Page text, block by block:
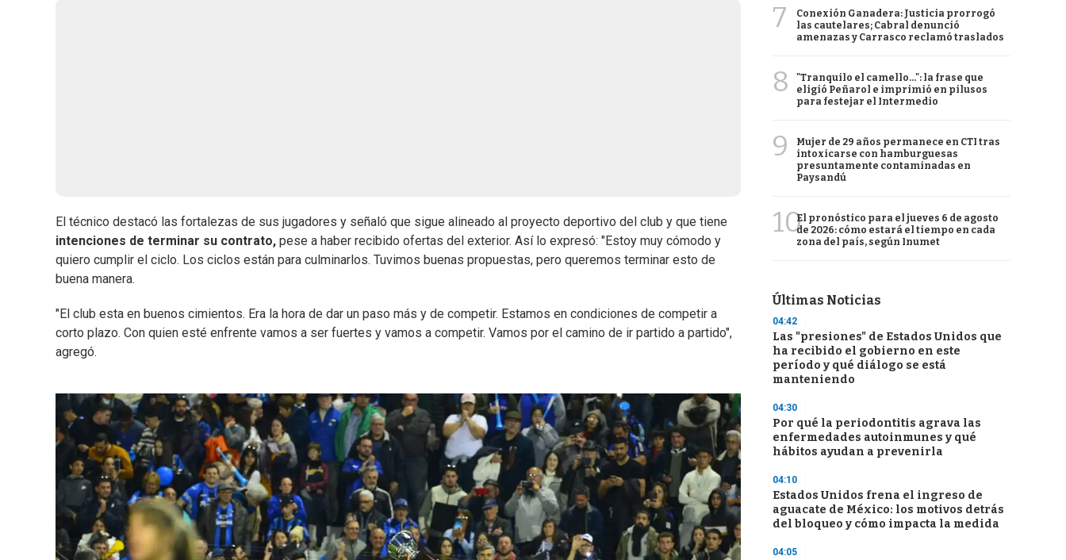
El técnico destacó las fortalezas de sus jugadores y señaló que sigue alineado al proyecto deportivo del club y que tiene
intenciones de terminar su contrato, pese a haber recibido ofertas del exterior. Así lo expresó: "Estoy muy cómodo y
quiero cumplir el ciclo. Los ciclos están para culminarlos. Tuvimos buenas propuestas, pero queremos terminar esto de
buena manera.
"El club esta en buenos cimientos. Era la hora de dar un paso más y de competir. Estamos en condiciones de competir a
corto plazo. Con quien esté enfrente vamos a ser fuertes y vamos a competir. Vamos por el camino de ir partido a partido",
agregó.
7
Conexión Ganadera: Justicia prorrogó
las cautelares; Cabral denunció
amenazas y Carrasco reclamó traslados
8
"Tranquilo el camello...": la frase que
eligió Peñarol e imprimió en pilusos
para festejar el Intermedio
9
Mujer de 29 años permanece en CTI tras
intoxicarse con hamburguesas
presuntamente contaminadas en
Paysandú
10El pronóstico para el jueves 6 de agosto
de 2026: cómo estará el tiempo en cada
zona del país, según Inumet
Últimas Noticias
04:42
Las "presiones" de Estados Unidos que
ha recibido el gobierno en este
período y qué diálogo se está
manteniendo
04:30
Por qué la periodontitis agrava las
enfermedades autoinmunes y qué
hábitos ayudan a prevenirla
04:10
Estados Unidos frena el ingreso de
aguacate de México: los motivos detrás
del bloqueo y cómo impacta la medida
04:05